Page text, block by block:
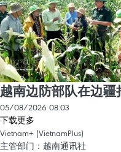
越南边防部队在边
05/08/2026 08:03
下载更多
Vietnam+ (VietnamPlus)
主管部门：越南通讯社